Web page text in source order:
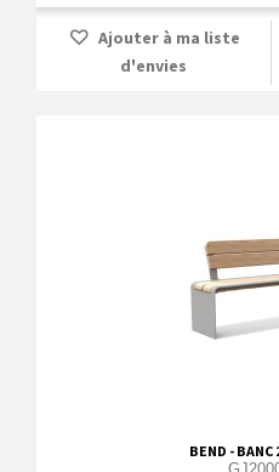
Ajouter à ma liste
d'envies
BEND - BANC